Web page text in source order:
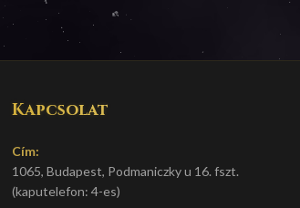
Kapcsolat
Cím:
1065, Budapest, Podmaniczky u 16. fszt.
(kaputelefon: 4-es)